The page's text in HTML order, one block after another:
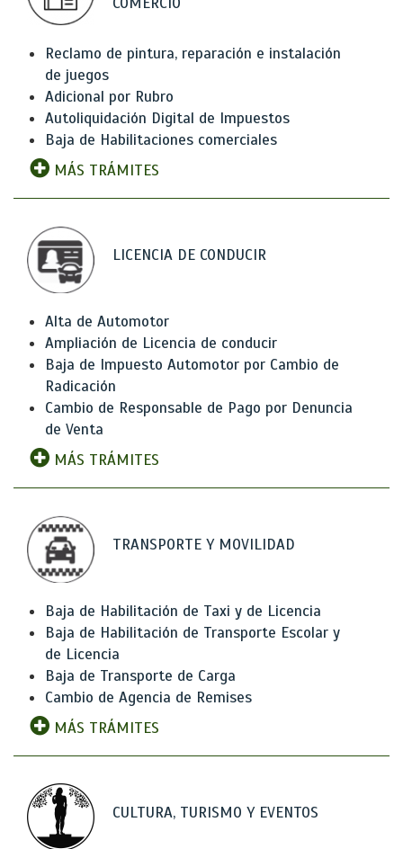
Reclamo de pintura, reparación e instalación
de juegos
Adicional por Rubro
Autoliquidación Digital de Impuestos
Baja de Habilitaciones comerciales
MÁS TRÁMITES
LICENCIA DE CONDUCIR
Alta de Automotor
Ampliación de Licencia de conducir
Baja de Impuesto Automotor por Cambio de
Radicación
Cambio de Responsable de Pago por Denuncia
de Venta
MÁS TRÁMITES
TRANSPORTE Y MOVILIDAD
Baja de Habilitación de Taxi y de Licencia
Baja de Habilitación de Transporte Escolar y
de Licencia
Baja de Transporte de Carga
Cambio de Agencia de Remises
MÁS TRÁMITES
CULTURA, TURISMO Y EVENTOS